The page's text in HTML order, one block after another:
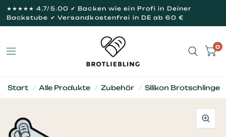
★★★★★ 4.7/5.00 ✔ Backen wie ein Profi in Deiner
Backstube ✔ Versandkostenfrei in DE ab 60 €
0
Start / Alle Produkte / Zubehör / Silikon Brotschlinge